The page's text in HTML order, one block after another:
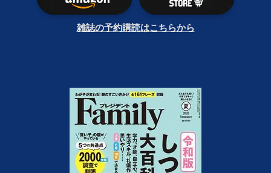
雑誌の予約購読はこちらから